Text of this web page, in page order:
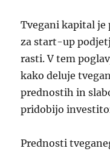
Tvegani kapital
za start-up
rasti. V tem
kako deluje
prednostih in
pridobijo
Prednosti